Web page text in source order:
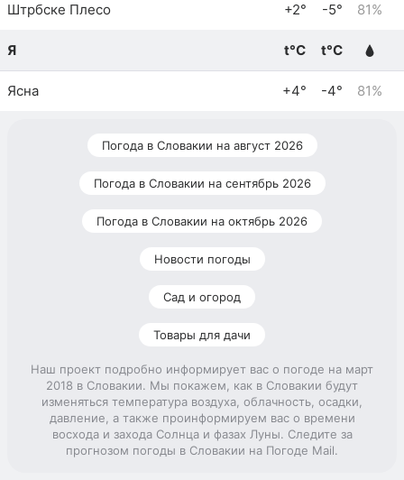
Штрбске Плесо +2° -5° 81%
Я t°C t°C
Ясна +4° -4° 81%
Погода в Словакии на август 2026
Погода в Словакии на сентябрь 2026
Погода в Словакии на октябрь 2026
Новости погоды
Сад и огород
Товары для дачи
Наш проект подробно информирует вас о погоде на март
2018 в Словакии. Мы покажем, как в Словакии будут
изменяться температура воздуха, облачность, осадки,
давление, а также проинформируем вас о времени
восхода и захода Солнца и фазах Луны. Следите за
прогнозом погоды в Словакии на Погоде Mail.